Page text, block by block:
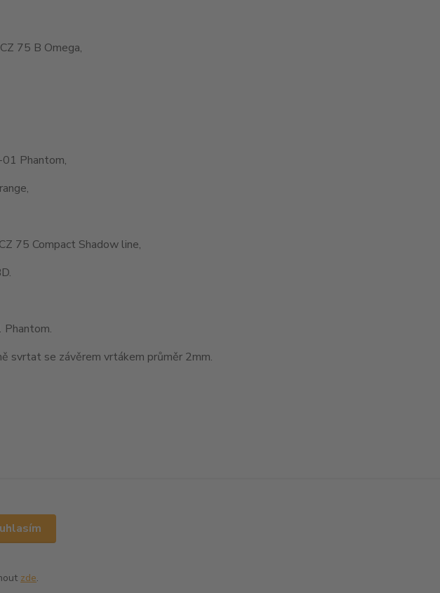
75 B Omega,
Phantom,
75 Compact Shadow line,
Phantom.
svrtat se závěrem vrtákem průměr 2mm.
zde.